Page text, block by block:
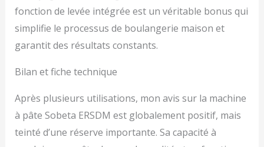
fonction de levée intégrée est un véritable bonus qui
simplifie le processus de boulangerie maison et
garantit des résultats constants.
Bilan et fiche technique
Après plusieurs utilisations, mon avis sur la machine
à pâte Sobeta ERSDM est globalement positif, mais
teinté d’une réserve importante. Sa capacité à